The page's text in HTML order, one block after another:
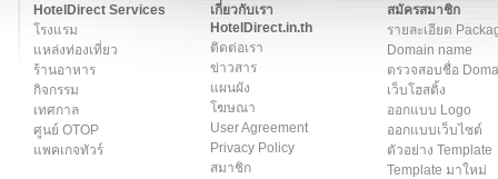
HotelDirect Services
โรงแรม
แหล่งท่องเที่ยว
ร้านอาหาร
กิจกรรม
เทศกาล
ศูนย์ OTOP
แพคเกจทัวร์
เกี่ยวกับเรา
HotelDirect.in.th
ติดต่อเรา
ข่าวสาร
แผนผัง
โฆษณา
User Agreement
Privacy Policy
สมาชิก
สมัครสมาชิก
รายละเอียด
Domain name
ตรวจสอบชื่อ
เว็บโฮสติ้ง
ออกแบบ Logo
ออกแบบเว็บไซต์
ตัวอย่าง Template
Template มาใหม่